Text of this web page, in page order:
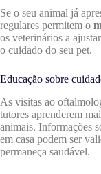
Se o seu animal já
regulares permitem o
os veterinários a
o cuidado do seu pet.
Educação sobre
As visitas ao
tutores aprenderem
animais. Informações
em casa podem ser
permaneça saudável.